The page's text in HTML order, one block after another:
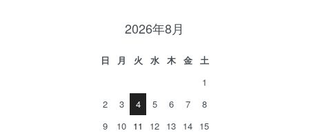
2026年8月
日 月 火 水 木 金
土
1
2
3 4 5 6 7
8
9
10 11 12 13 14 15